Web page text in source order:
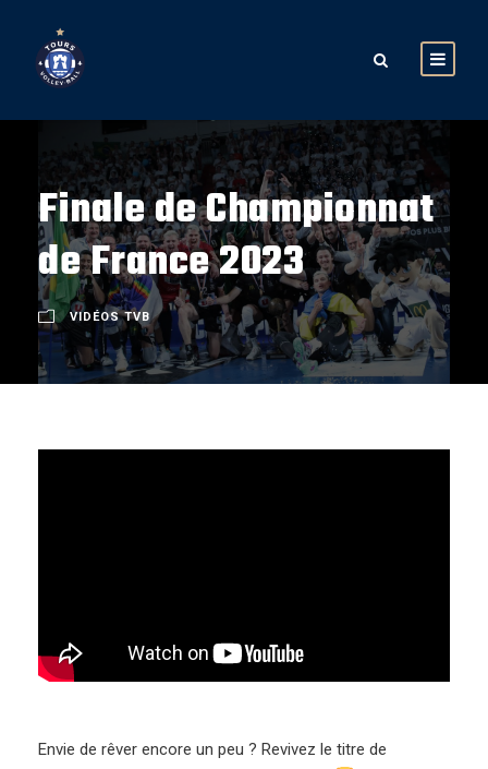
Finale de Championnat
de France 2023
VIDÉOS TVB
Envie de rêver encore un peu ? Revivez le titre de